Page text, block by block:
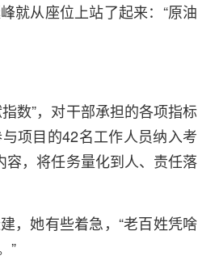
就从座位上站了起来：“原油
数”，对干部承担的各项指标
项目的42名工作人员纳入考
容，将任务量化到人、责任落
，她有些着急，“老百姓凭啥
”